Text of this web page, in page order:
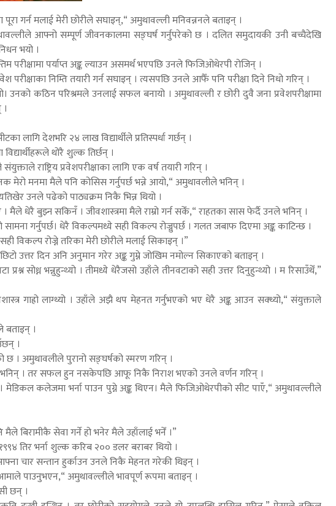
गर्न मलाई मेरी छोरीले सघाइन्,“ अमुथावल्ली मनिवन्ननले बताइन् ।
आफ्नो सम्पूर्ण जीवनकालमा सङ्घर्ष गर्नुपरेको छ । दलित समुदायकी उनी बच्चैदेखि
भयो ।
पर्याप्त अङ्क ल्याउन असमर्थ भएपछि उनले फिजिओथेरपी रोजिन् ।
निम्ति तयारी गर्न सघाइन् । त्यसपछि उनले आफैँ पनि परीक्षा दिने निधो गरिन् ।
उनको कठिन परिश्रमले उनलाई सफल बनायो । अमुथावल्ली र छोरी दुवै जना प्रवेशपरीक्षामा
लागि देशभरि २४ लाख विद्यार्थीले प्रतिस्पर्धा गर्छन् ।
थोरै शुल्क तिर्छन् ।
राष्ट्रिय प्रवेशपरीक्षाका लागि एक वर्ष तयारी गरिन् ।
मेरो मनमा मैले पनि कोसिस गर्नुपर्छ भन्ने आयो,“ अमुथावलीले भनिन् ।
उनले पढेको पाठ्यक्रम निकै भिन्न थियो ।
मैले धेरै बुझ्न सकिनँ । जीवशास्त्रमा मैले राम्रो गर्न सकेँ,“ राहतका सास फेर्दै उनले भनिन् ।
सामना गर्नुपर्छ। धेरै विकल्पमध्ये सही विकल्प रोज्नुपर्छ । गलत जबाफ दिएमा अङ्क काटिन्छ ।
विकल्प रोज्ने तरिका मेरी छोरीले मलाई सिकाइन् ।”
दिन अनि अनुमान गरेर अङ्क गुम्ने जोखिम नमोल्न सिकाएको बताइन् ।
सोध्न भन्नुहुन्थ्यो । तीमध्ये धेरैजसो उहाँले तीनवटाको सही उत्तर दिनुहुन्थ्यो । म रिसाउँथेँ,”
गाह्रो लाग्थ्यो । उहाँले अझै थप मेहनत गर्नुभएको भए धेरै अङ्क आउन सक्थ्यो,“ संयुक्ताले
।
।
। अमुथावलीले पुरानो सङ्घर्षको स्मरण गरिन् ।
भनिन् । तर सफल हुन नसकेपछि आफू निकै निराश भएको उनले वर्णन गरिन् ।
मेडिकल कलेजमा भर्ना पाउन पुग्ने अङ्क थिएन। मैले फिजिओथेरपीको सीट पाएँ,“ अमुथावल्लीले
बिरामीकै सेवा गर्ने हो भनेर मैले उहाँलाई भनेँ ।”
तिर भर्ना शुल्क करिब २०० डलर बराबर थियो ।
चार सन्तान हुर्काउन उनले निकै मेहनत गरेकी थिइन् ।
पाउनुभएन,“ अमुथावल्लीले भावपूर्ण रूपमा बताइन् ।
छन् ।